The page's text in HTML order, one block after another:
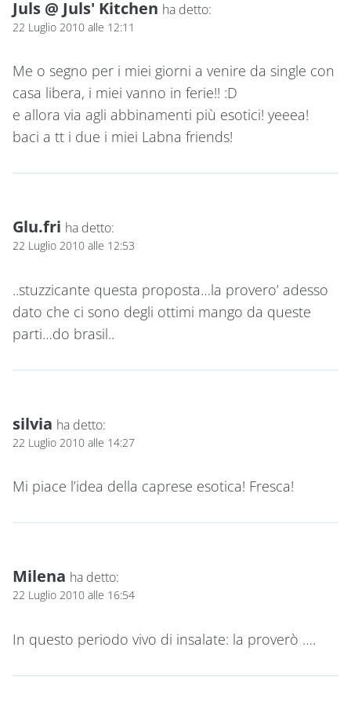
Juls @ Juls' Kitchen ha detto:
22 Luglio 2010 alle 12:11
Me o segno per i miei giorni a venire da single con
casa libera, i miei vanno in ferie!! :D
e allora via agli abbinamenti più esotici! yeeea!
baci a tt i due i miei Labna friends!
Glu.fri ha detto:
22 Luglio 2010 alle 12:53
..stuzzicante questa proposta…la provero’ adesso
dato che ci sono degli ottimi mango da queste
parti…do brasil..
silvia ha detto:
22 Luglio 2010 alle 14:27
Mi piace l’idea della caprese esotica! Fresca!
Milena ha detto:
22 Luglio 2010 alle 16:54
In questo periodo vivo di insalate: la proverò ….